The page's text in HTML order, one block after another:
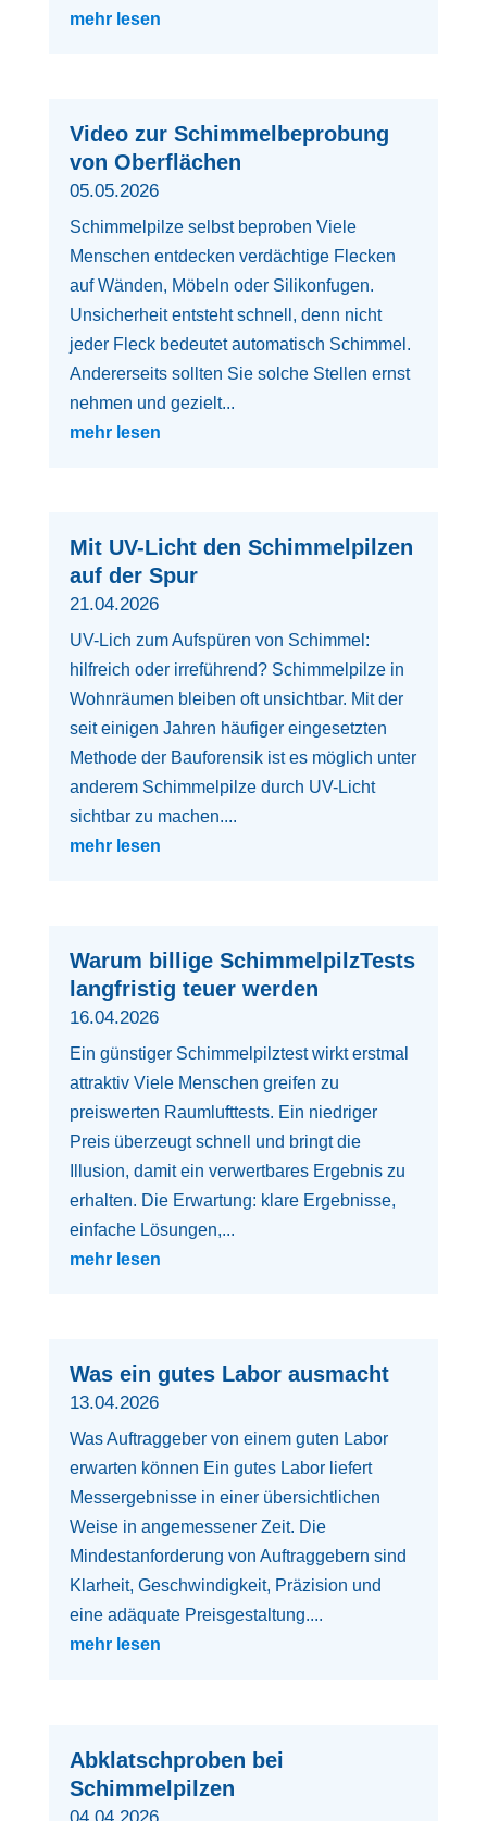
mehr lesen
Video zur Schimmelbeprobung
von Oberflächen
05.05.2026
Schimmelpilze selbst beproben Viele
Menschen entdecken verdächtige Flecken
auf Wänden, Möbeln oder Silikonfugen.
Unsicherheit entsteht schnell, denn nicht
jeder Fleck bedeutet automatisch Schimmel.
Andererseits sollten Sie solche Stellen ernst
nehmen und gezielt...
mehr lesen
Mit UV-Licht den Schimmelpilzen
auf der Spur
21.04.2026
UV-Lich zum Aufspüren von Schimmel:
hilfreich oder irreführend? Schimmelpilze in
Wohnräumen bleiben oft unsichtbar. Mit der
seit einigen Jahren häufiger eingesetzten
Methode der Bauforensik ist es möglich unter
anderem Schimmelpilze durch UV-Licht
sichtbar zu machen....
mehr lesen
Warum billige SchimmelpilzTests
langfristig teuer werden
16.04.2026
Ein günstiger Schimmelpilztest wirkt erstmal
attraktiv Viele Menschen greifen zu
preiswerten Raumlufttests. Ein niedriger
Preis überzeugt schnell und bringt die
Illusion, damit ein verwertbares Ergebnis zu
erhalten. Die Erwartung: klare Ergebnisse,
einfache Lösungen,...
mehr lesen
Was ein gutes Labor ausmacht
13.04.2026
Was Auftraggeber von einem guten Labor
erwarten können Ein gutes Labor liefert
Messergebnisse in einer übersichtlichen
Weise in angemessener Zeit. Die
Mindestanforderung von Auftraggebern sind
Klarheit, Geschwindigkeit, Präzision und
eine adäquate Preisgestaltung....
mehr lesen
Abklatschproben bei
Schimmelpilzen
04.04.2026